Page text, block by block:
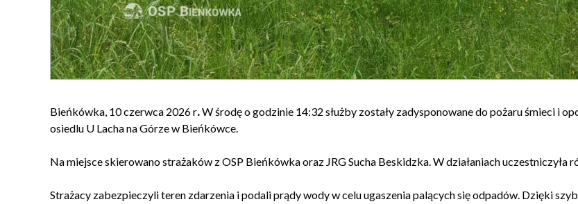
Bieńkówka, 10 czerwca 2026 r.W środę o godzinie 14:32 służby zostały zadysponowane do pożaru śmieci i
osiedlu U Lacha na Górze w Bieńkówce.
Na miejsce skierowano strażaków z OSP Bieńkówka oraz JRG Sucha Beskidzka. W działaniach uczestniczyła
Strażacy zabezpieczyli teren zdarzenia i podali prądy wody w celu ugaszenia palących się odpadów. Dzięki